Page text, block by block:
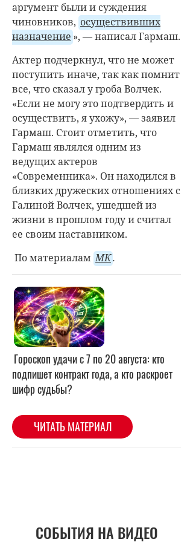
аргумент были и суждения
чиновников, осуществивших
назначение », — написал Гармаш.
Актер подчеркнул, что не может
поступить иначе, так как помнит
все, что сказал у гроба Волчек.
«Если не могу это подтвердить и
осуществить, я ухожу», — заявил
Гармаш. Стоит отметить, что
Гармаш являлся одним из
ведущих актеров
«Современника». Он находился в
близких дружеских отношениях с
Галиной Волчек, ушедшей из
жизни в прошлом году и считал
ее своим наставником.
По материалам МК.
СОБЫТИЯ НА ВИДЕО